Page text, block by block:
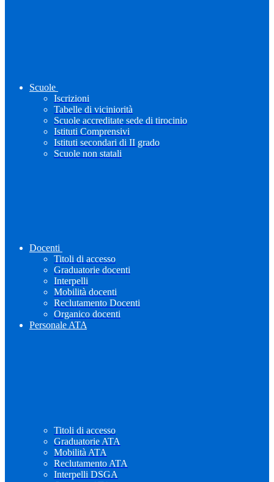
Scuole
Iscrizioni
Tabelle di viciniorità
Scuole accreditate sede di tirocinio
Istituti Comprensivi
Istituti secondari di II grado
Scuole non statali
Docenti
Titoli di accesso
Graduatorie docenti
Interpelli
Mobilità docenti
Reclutamento Docenti
Organico docenti
Personale ATA
Titoli di accesso
Graduatorie ATA
Mobilità ATA
Reclutamento ATA
Interpelli DSGA